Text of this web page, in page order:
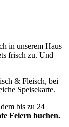
in unserem Haus
frisch zu. Und
& Fleisch, bei
Speisekarte.
bis zu 24
Feiern buchen.